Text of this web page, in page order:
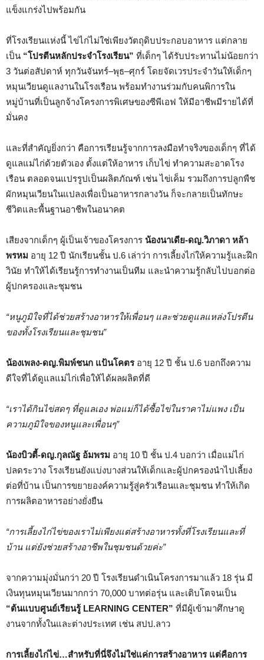
แข็งแกร่งไปพร้อมกัน
ที่โรงเรียนแห่งนี้ ไข่ไก่ไม่ใช่เพียงวัตถุดิบประกอบอาหาร แต่กลาย
เป็น “โปรตีนหลักประจำโรงเรียน” ที่เด็กๆ ได้รับประทานไม่น้อยกว่า
3 วันต่อสัปดาห์ ทุกวันจันทร์–พุธ–ศุกร์ โดยจัดเวรประจำวันให้เด็กๆ
หมุนเวียนดูแลงานในโรงเรือน พร้อมทำงานร่วมกับคนพิการใน
หมู่บ้านที่เป็นลูกจ้างโครงการพิเศษของซีพีเอฟ ให้มีอาชีพมีรายได้ที่
มั่นคง
และที่สำคัญยิ่งกว่า คือการเรียนรู้จากการลงมือทำจริงของเด็กๆ ที่ได้
ดูแลแม่ไก่ด้วยตัวเอง ตั้งแต่ให้อาหาร เก็บไข่ ทำความสะอาดโรง
เรือน ตลอดจนแปรรูปเป็นผลิตภัณฑ์ เช่น ไข่เค็ม รวมถึงการปลูกพืช
ผักหมุนเวียนในแปลงเพื่อเป็นอาหารกลางวัน ก็จะกลายเป็นทักษะ
ชีวิตและพื้นฐานอาชีพในอนาคต
เสียงจากเด็กๆ ผู้เป็นเจ้าของโครงการ น้องนาเดีย-ดญ.วิภาดา หล้า
พรหม อายุ 12 ปี นักเรียนชั้น ป.6 เล่าว่า การเลี้ยงไก่ให้ความรู้และฝึก
วินัย ทำให้ได้เรียนรู้การทำงานเป็นทีม และนำความรู้กลับไปบอกต่อ
ผู้ปกครองและชุมชน
“หนูภูมิใจที่ได้ช่วยสร้างอาหารให้เพื่อนๆ และช่วยดูแลแหล่งโปรตีน
ของทั้งโรงเรียนและชุมชน”
น้องเพลง-ดญ.พิมพ์ชนก แป้นโคตรอายุ 12 ปี ชั้น ป.6 บอกถึงความ
ดีใจที่ได้ดูแลแม่ไก่เพื่อให้ได้ผลผลิตที่ดี
“เราได้กินไข่สดๆ ที่ดูแลเอง พ่อแม่ก็ได้ซื้อไข่ในราคาไม่แพง เป็น
ความภูมิใจของหนูและเพื่อนๆ”
น้องบิวตี้-ดญ.กุลณัฐ อ้มพรม อายุ 10 ปี ชั้น ป.4 บอกว่า เมื่อแม่ไก่
ปลดระวาง โรงเรียนยังแบ่งบางส่วนให้เด็กและผู้ปกครองนำไปเลี้ยง
ต่อที่บ้าน เป็นการขยายองค์ความรู้สู่ครัวเรือนและชุมชน ทำให้เกิด
การผลิตอาหารอย่างยั่งยืน
“การเลี้ยงไก่ไข่ของเราไม่เพียงแต่สร้างอาหารทั้งที่โรงเรียนและที่
บ้าน แต่ยังช่วยสร้างอาชีพในชุมชนด้วยค่ะ”
จากความมุ่งมั่นกว่า 20 ปี โรงเรียนดำเนินโครงการมาแล้ว 18 รุ่น มี
เงินทุนหมุนเวียนมากกว่า 70,000 บาทต่อรุ่น และเติบโตจนเป็น
“ต้นแบบศูนย์เรียนรู้ LEARNING CENTER” ที่มีผู้เข้ามาศึกษาดู
งานจากทั้งในและต่างประเทศ เช่น สปป.ลาว
การเลี้ยงไก่ไข่…สำหรับที่นี่จึงไม่ใช่แค่การสร้างอาหาร แต่คือการ